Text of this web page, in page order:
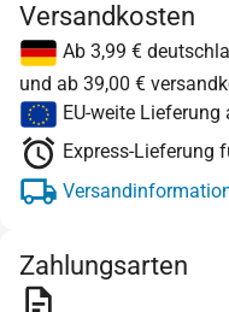
Versandkosten
Ab 3,99 €
und ab 39,00 €
EU-weite Lieferung
Express-Lieferung
Zahlungsarten